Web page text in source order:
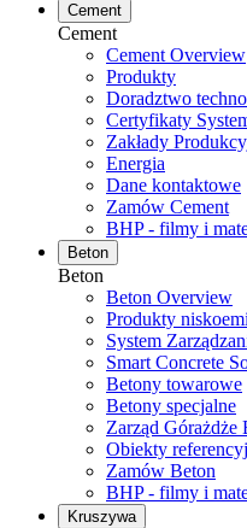
Cement
Cement
Cement Overview
Produkty
Doradztwo
Certyfikaty
Zakłady
Energia
Dane kontaktowe
Zamów Cement
BHP - filmy i
Beton
Beton
Beton Overview
Produkty
System
Smart Concrete
Betony towarowe
Betony specjalne
Zarząd Górażdże
Obiekty
Zamów Beton
BHP - filmy i
Kruszywa